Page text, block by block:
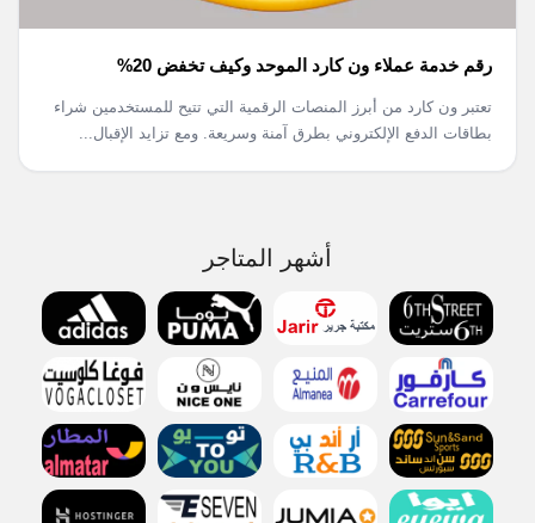
رقم خدمة عملاء ون كارد الموحد وكيف تخفض 20%
تعتبر ون كارد من أبرز المنصات الرقمية التي تتيح للمستخدمين شراء
بطاقات الدفع الإلكتروني بطرق آمنة وسريعة. ومع تزايد الإقبال...
أشهر المتاجر